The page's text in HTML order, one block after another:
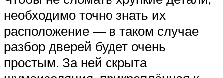
необходимо точно знать их
расположение — в таком случае
разбор дверей будет очень
простым. За ней скрыта